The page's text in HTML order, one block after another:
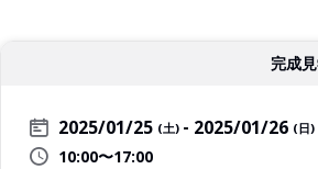
完成
2025/01/25 (土) 2025/01/26 (日)
10:00〜17:00